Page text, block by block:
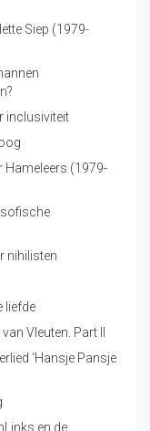
Siep (1979-
inclusiviteit
Hameleers (1979-
nihilisten
liefde
Vleuten. Part II
‘Hansje Pansje
en de